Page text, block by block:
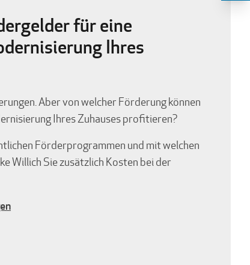
für eine
Ihres
Aber von welcher Förderung können
Ihres Zuhauses profitieren?
Förderprogrammen und mit welchen
Willich Sie zusätzlich Kosten bei der